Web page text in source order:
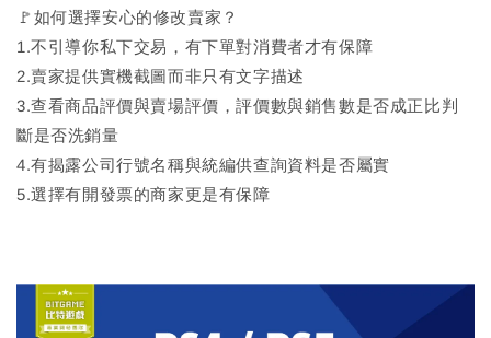
🚩如何選擇安心的修改賣家？
1.不引導你私下交易，有下單對消費者才有保障
2.賣家提供實機截圖而非只有文字描述
3.查看商品評價與賣場評價，評價數與銷售數是否成正比判
斷是否洗銷量
4.有揭露公司行號名稱與統編供查詢資料是否屬實
5.選擇有開發票的商家更是有保障